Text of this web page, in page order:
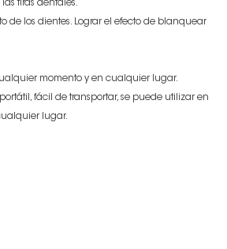
tiras dentales.
de los dientes. Lograr el efecto de blanquear
momento y en cualquier lugar.
fácil de transportar, se puede utilizar en
lugar.